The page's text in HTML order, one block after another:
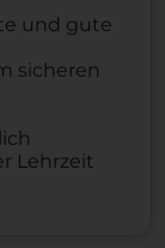
und gute
sicheren
Lehrzeit